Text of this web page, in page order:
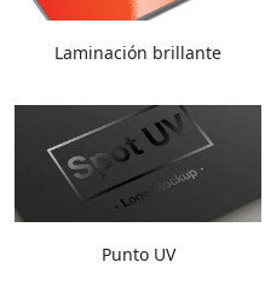
Laminación brillante
Punto UV